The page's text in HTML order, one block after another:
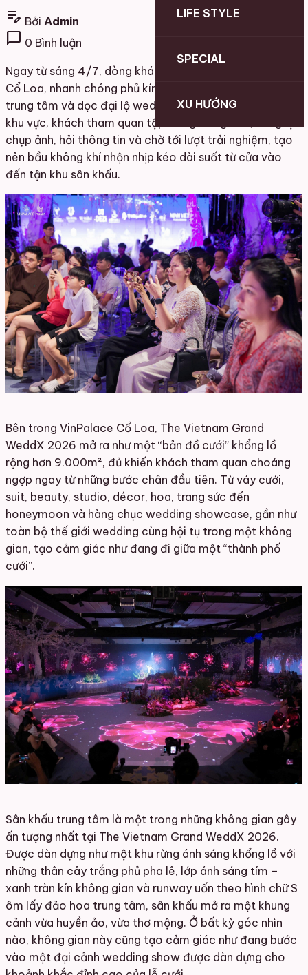
LIFE STYLE
SPECIAL
XU HƯỚNG
edit_note Bởi Admin
chat_bubble 0 Bình luận
Ngay từ sáng 4/7, dòng khách đã đổ dồn về VinPalace
Cổ Loa, nhanh chóng phủ kín khu check-in, sân khấu
trung tâm và dọc đại lộ wedding showcase. Ở nhiều
khu vực, khách tham quan tập trung đông đúc, dừng lại
chụp ảnh, hỏi thông tin và chờ tới lượt trải nghiệm, tạo
nên bầu không khí nhộn nhịp kéo dài suốt từ cửa vào
đến tận khu sân khấu.
Bên trong VinPalace Cổ Loa, The Vietnam Grand
WeddX 2026 mở ra như một “bản đồ cưới” khổng lồ
rộng hơn 9.000m², đủ khiến khách tham quan choáng
ngợp ngay từ những bước chân đầu tiên. Từ váy cưới,
suit, beauty, studio, décor, hoa, trang sức đến
honeymoon và hàng chục wedding showcase, gần như
toàn bộ thế giới wedding cùng hội tụ trong một không
gian, tạo cảm giác như đang đi giữa một “thành phố
cưới”.
Sân khấu trung tâm là một trong những không gian gây
ấn tượng nhất tại The Vietnam Grand WeddX 2026.
Được dàn dựng như một khu rừng ánh sáng khổng lồ với
những thân cây trắng phủ pha lê, lớp ánh sáng tím –
xanh tràn kín không gian và runway uốn theo hình chữ S
ôm lấy đảo hoa trung tâm, sân khấu mở ra một khung
cảnh vừa huyền ảo, vừa thơ mộng. Ở bất kỳ góc nhìn
nào, không gian này cũng tạo cảm giác như đang bước
vào một đại cảnh wedding show được dàn dựng cho